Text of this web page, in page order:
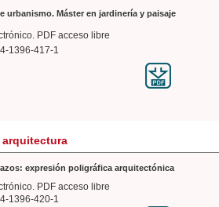
urbanismo. Máster en jardinería y paisaje
PDF acceso libre
1396-417-1
arquitectura
expresión poligráfica arquitectónica
PDF acceso libre
1396-420-1